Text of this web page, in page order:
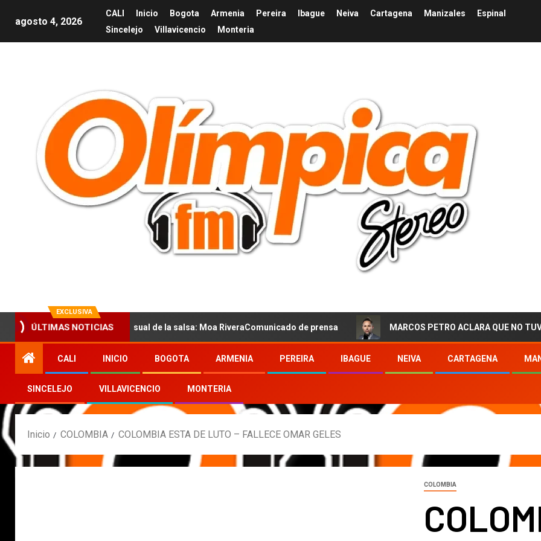
agosto 4, 2026
CALI Inicio Bogota Armenia Pereira Ibague Neiva Cartagena Manizales
Espinal
Sincelejo
Villavicencio Monteria
EXCLUSIVA
ÚLTIMAS NOTICIAS
con la nueva voz sensual de la salsa: Moa RiveraComunicado de prensa MARCOS PETRO ACLARA QUE NO TUVO QUE
CALI INICIO BOGOTA ARMENIA PEREIRA IBAGUE NEIVA CARTAGENA
SINCELEJO VILLAVICENCIO MONTERIA
Inicio COLOMBIA COLOMBIA ESTA DE LUTO – FALLECE OMAR GELES
COLOMBIA